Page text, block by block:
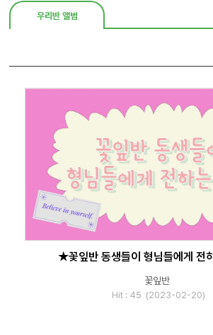
우리반 앨범
★꽃잎반 동생들이 형님들에게 전
꽃잎반
Hit : 45 (2023-02-20)